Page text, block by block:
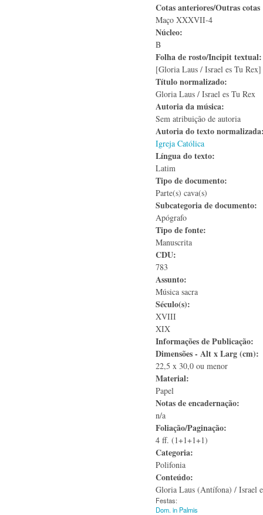
Cotas anteriores/Outras
Maço XXXVII-4
Núcleo:
B
Folha de rosto/Incipit
[Gloria Laus / Israel es Tu
Título normalizado:
Gloria Laus / Israel es Tu Rex
Autoria da música:
Sem atribuição de autoria
Autoria do texto
Igreja Católica
Língua do texto:
Latim
Tipo de documento:
Parte(s) cava(s)
Subcategoria de documento:
Apógrafo
Tipo de fonte:
Manuscrita
CDU:
783
Assunto:
Música sacra
Século(s):
XVIII
XIX
Informações de Publicação:
Dimensões - Alt x Larg (cm):
22,5 x 30,0 ou menor
Material:
Papel
Notas de encadernação:
n/a
Foliação/Paginação:
4 ff. (1+1+1+1)
Categoria:
Polifonia
Conteúdo:
Gloria Laus (Antífona) / Israel
Festas:
Dom. in Palmis